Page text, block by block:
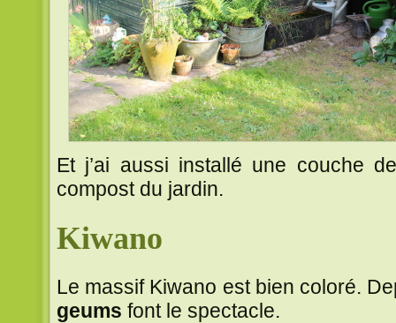
Et j’ai aussi installé une couche
compost du jardin.
Kiwano
Le massif Kiwano est bien coloré.
geums font le spectacle.